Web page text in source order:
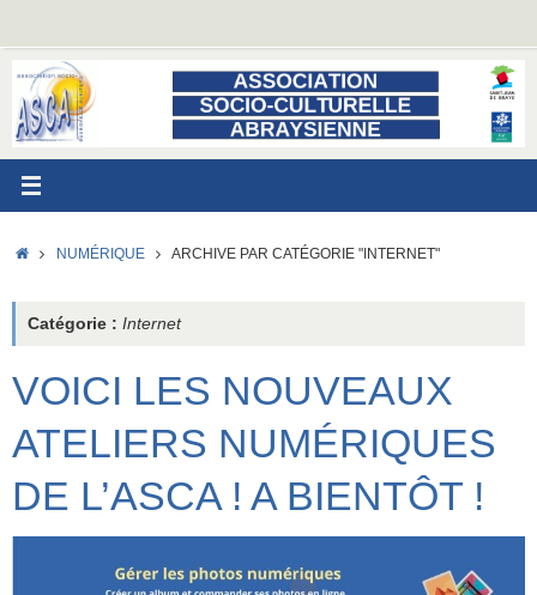
contenu
ACCUEIL
NUMÉRIQUE ARCHIVE PAR CATÉGORIE "INTERNET"
Catégorie : Internet
VOICI LES NOUVEAUX
ATELIERS NUMÉRIQUES
DE L’ASCA ! A BIENTÔT !